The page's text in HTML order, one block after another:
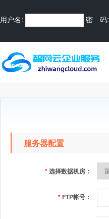
用户名: 密 码:
服务器配置
*选择数据机房：
* FTP帐号：